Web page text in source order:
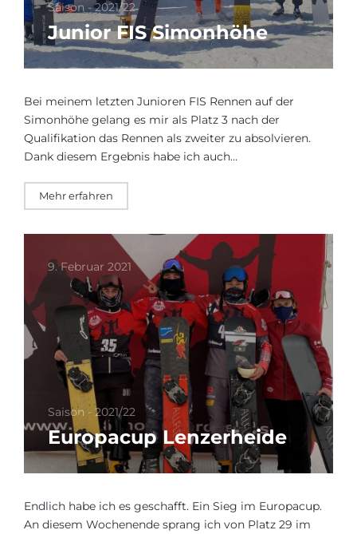
Saison - 2021/22
Junior FIS Simonhöhe
Bei meinem letzten Junioren FIS Rennen auf der
Simonhöhe gelang es mir als Platz 3 nach der
Qualifikation das Rennen als zweiter zu absolvieren.
Dank diesem Ergebnis habe ich auch…
Mehr erfahren
9. Februar 2021
Saison - 2021/22
Europacup Lenzerheide
Endlich habe ich es geschafft. Ein Sieg im Europacup.
An diesem Wochenende sprang ich von Platz 29 im